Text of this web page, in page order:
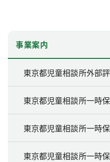
事業案内
東京都児童相談所外部評
東京都児童相談所一時
東京都児童相談所一時
東京都児童相談所一時